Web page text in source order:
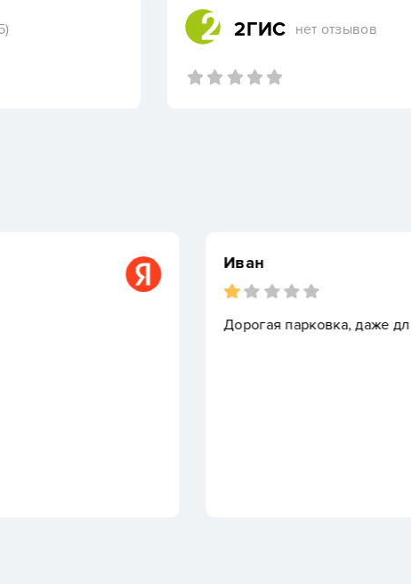
2ГИС нет отзывов